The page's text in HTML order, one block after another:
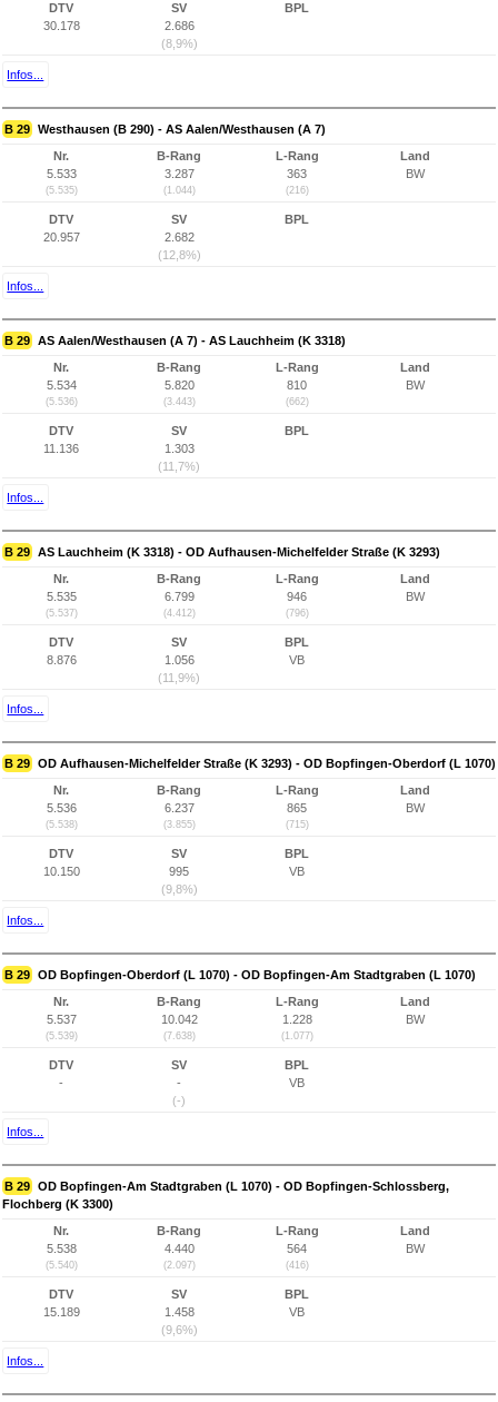
DTV
30.178
SV
2.686
(8,9%)
BPL
Infos...
B 29 Westhausen (B 290) - AS Aalen/Westhausen (A 7)
Nr.
5.533
(5.535)
B-Rang
3.287
(1.044)
L-Rang
363
(216)
Land
BW
DTV
20.957
SV
2.682
(12,8%)
BPL
Infos...
B 29 AS Aalen/Westhausen (A 7) - AS Lauchheim (K 3318)
Nr.
5.534
(5.536)
B-Rang
5.820
(3.443)
L-Rang
810
(662)
Land
BW
DTV
11.136
SV
1.303
(11,7%)
BPL
Infos...
B 29 AS Lauchheim (K 3318) - OD Aufhausen-Michelfelder Straße (K 3293)
Nr.
5.535
(5.537)
B-Rang
6.799
(4.412)
L-Rang
946
(796)
Land
BW
DTV
8.876
SV
1.056
(11,9%)
BPL
VB
Infos...
B 29 OD Aufhausen-Michelfelder Straße (K 3293) - OD Bopfingen-Oberdorf (L 1070)
Nr.
5.536
(5.538)
B-Rang
6.237
(3.855)
L-Rang
865
(715)
Land
BW
DTV
10.150
SV
995
(9,8%)
BPL
VB
Infos...
B 29 OD Bopfingen-Oberdorf (L 1070) - OD Bopfingen-Am Stadtgraben (L 1070)
Nr.
5.537
(5.539)
B-Rang
10.042
(7.638)
L-Rang
1.228
(1.077)
Land
BW
DTV
-
SV
-
(-)
BPL
VB
Infos...
B 29 OD Bopfingen-Am Stadtgraben (L 1070) - OD Bopfingen-Schlossberg,
Flochberg (K 3300)
Nr.
5.538
(5.540)
B-Rang
4.440
(2.097)
L-Rang
564
(416)
Land
BW
DTV
15.189
SV
1.458
(9,6%)
BPL
VB
Infos...